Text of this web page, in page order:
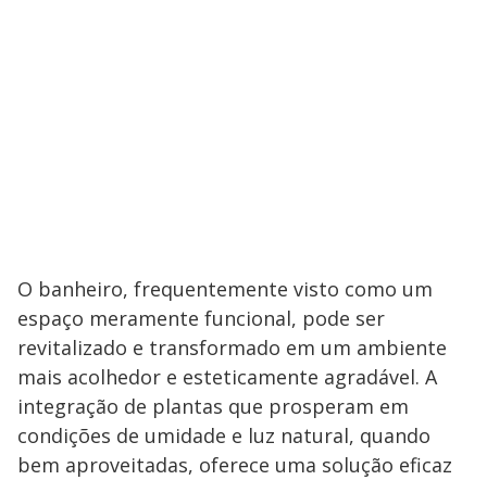
O banheiro, frequentemente visto como um
espaço meramente funcional, pode ser
revitalizado e transformado em um ambiente
mais acolhedor e esteticamente agradável. A
integração de plantas que prosperam em
condições de umidade e luz natural, quando
bem aproveitadas, oferece uma solução eficaz